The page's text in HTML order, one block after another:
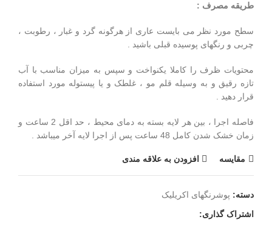
طریقه مصرف :
سطح مورد نظر می بایست عاری از هرگونه گرد و غبار ، رطوبت ،
چربی و رنگهای پوسیده قبلی باشید .
محتویات ظرف را کاملا یکنواخت و سپس به میزان مناسب با آب
تازه رقیق و به وسیله قلم مو ، غلطک و یا پیستوله مورد استفاده
قرار دهید .
فاصله اجرا ، بین هر لایه بسته به دمای محیط ، حد اقل 2 ساعت و
زمان خشک شدن کامل 48 ساعت پس از اجرا لایه آخر میباشد .
مقايسه افزودن به علاقه مندی
دسته: پوشرنگهای اکریلیک
اشتراک گذاری: